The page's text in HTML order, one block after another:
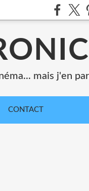
mais j'en
CONTACT